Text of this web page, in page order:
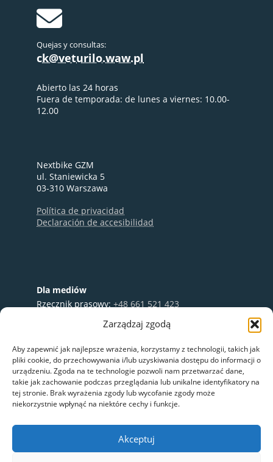
Zarządzaj zgodą
Aby zapewnić jak najlepsze wrażenia, korzystamy z technologii, takich jak
pliki cookie, do przechowywania i/lub uzyskiwania dostępu do informacji o
urządzeniu. Zgoda na te technologie pozwoli nam przetwarzać dane,
takie jak zachowanie podczas przeglądania lub unikalne identyfikatory na
tej stronie. Brak wyrażenia zgody lub wycofanie zgody może
niekorzystnie wpłynąć na niektóre cechy i funkcje.
Akceptuj
Quejas y consultas:
ck@veturilo.waw.pl
Abierto las 24 horas
Fuera de temporada: de lunes a viernes: 10.00-
12.00
Nextbike GZM
ul. Staniewicka 5
03-310 Warszawa
Política de privacidad
Declaración de accesibilidad
Dla mediów
Rzecznik prasowy: +48 661 521 423
media@nextbike.pl
+48 696 003 711